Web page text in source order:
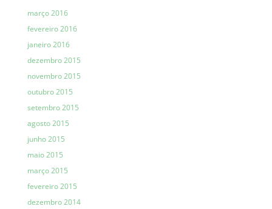
março 2016
fevereiro 2016
janeiro 2016
dezembro 2015
novembro 2015
outubro 2015
setembro 2015
agosto 2015
junho 2015
maio 2015
março 2015
fevereiro 2015
dezembro 2014